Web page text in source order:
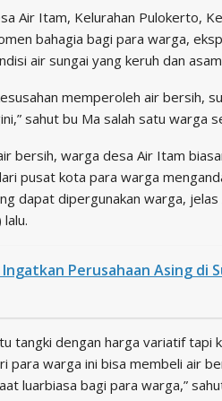
Air Itam, Kelurahan Pulokerto,
bahagia bagi para warga,
air sungai yang keruh dan
memperoleh air bersih,
sahut bu Ma salah satu warga
bersih, warga desa Air Itam
pusat kota para warga
dapat dipergunakan warga,
Ingatkan Perusahaan Asing di
tangki dengan harga variatif tapi
para warga ini bisa membeli air
luarbiasa bagi para warga,”